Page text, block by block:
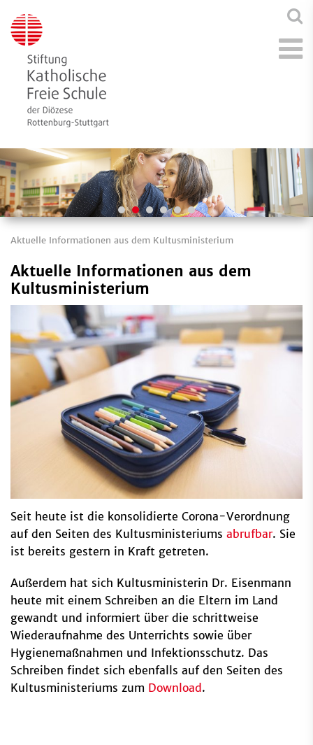
Aktuelle Informationen aus dem Kultusministerium
Aktuelle Informationen aus dem
Kultusministerium
Seit heute ist die konsolidierte Corona-Verordnung
auf den Seiten des Kultusministeriums abrufbar. Sie
ist bereits gestern in Kraft getreten.
Außerdem hat sich Kultusministerin Dr. Eisenmann
heute mit einem Schreiben an die Eltern im Land
gewandt und informiert über die schrittweise
Wiederaufnahme des Unterrichts sowie über
Hygienemaßnahmen und Infektionsschutz. Das
Schreiben findet sich ebenfalls auf den Seiten des
Kultusministeriums zum Download .